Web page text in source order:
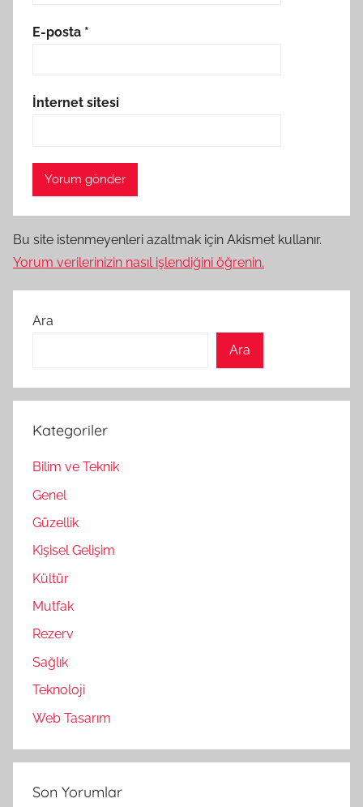
E-posta *
İnternet sitesi
Bu site istenmeyenleri azaltmak için Akismet kullanır.
Yorum verilerinizin nasıl işlendiğini öğrenin.
Ara
Ara
Kategoriler
Bilim ve Teknik
Genel
Güzellik
Kişisel Gelişim
Kültür
Mutfak
Rezerv
Sağlık
Teknoloji
Web Tasarım
Son Yorumlar